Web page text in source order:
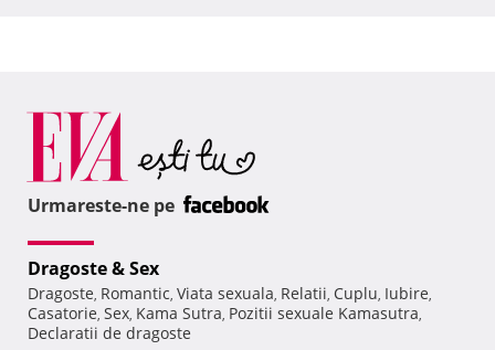
Urmareste-ne pe
Dragoste & Sex
Dragoste, Romantic, Viata sexuala, Relatii, Cuplu, Iubire,
Casatorie, Sex, Kama Sutra, Pozitii sexuale Kamasutra,
Declaratii de dragoste